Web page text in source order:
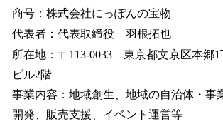
商号：株式会社にっぽんの宝物
代表者：代表取締役 羽根拓也
所在地：〒113-0033 東京都文京区本郷
ビル2階
事業内容：地域創生、地域の自治体・事
開発、販売支援、イベント運営等